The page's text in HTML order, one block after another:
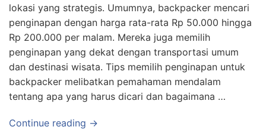
lokasi yang strategis. Umumnya, backpacker mencari
penginapan dengan harga rata-rata Rp 50.000 hingga
Rp 200.000 per malam. Mereka juga memilih
penginapan yang dekat dengan transportasi umum
dan destinasi wisata. Tips memilih penginapan untuk
backpacker melibatkan pemahaman mendalam
tentang apa yang harus dicari dan bagaimana …
Continue reading →